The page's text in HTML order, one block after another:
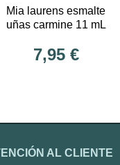
Mia laurens esmalte
uñas carmine 11 mL
7,95 €
AL CLIENTE